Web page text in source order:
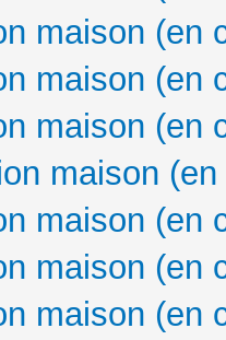
maison (en
maison (en
maison (en
maison
maison (en
maison (en
maison (en